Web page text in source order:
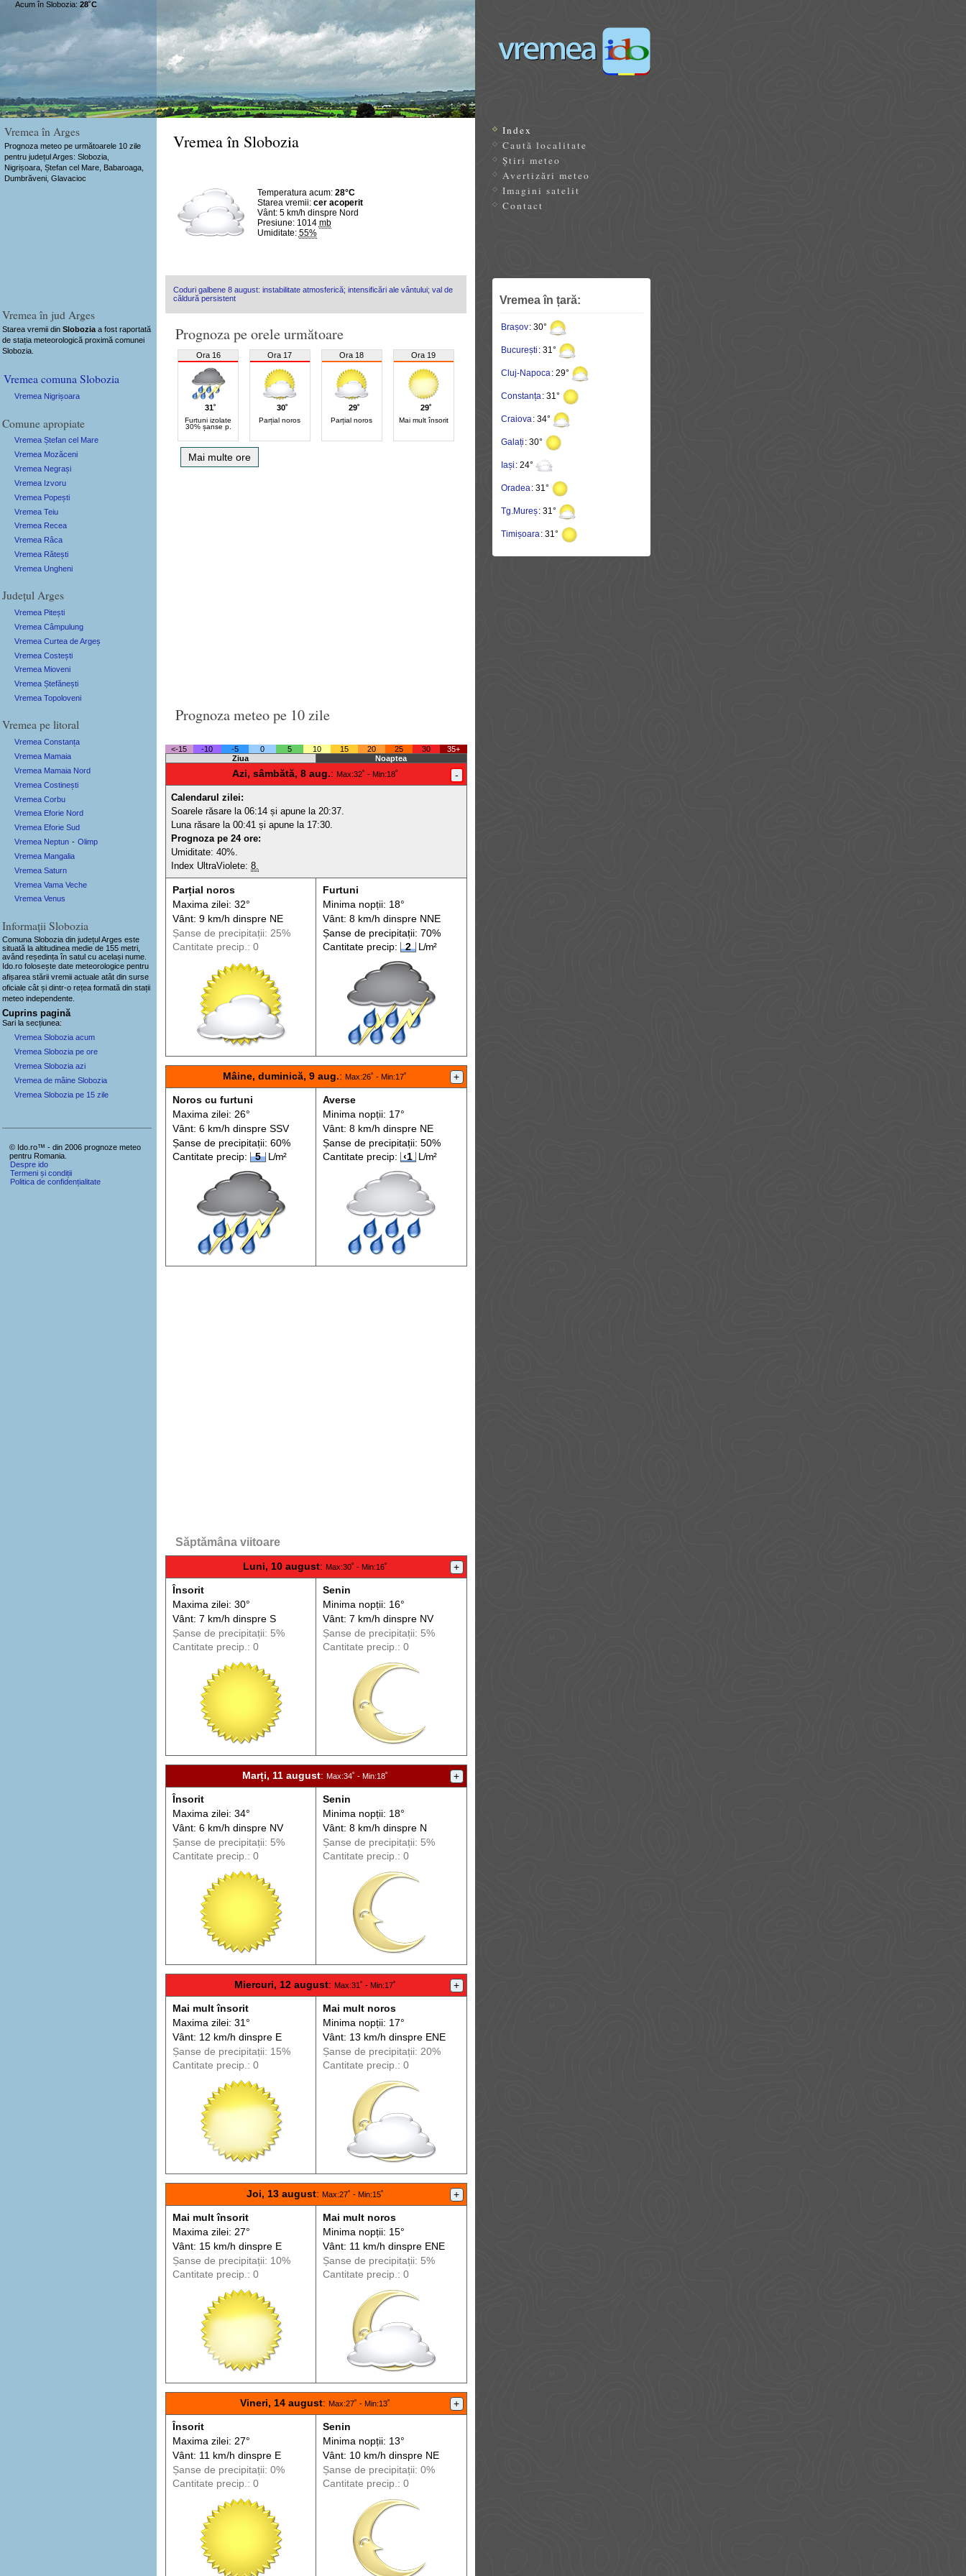
Vremea în Arges
Prognoza meteo pe următoarele 10 zile
pentru județul Arges: Slobozia,
Nigrișoara, Ștefan cel Mare, Babaroaga,
Dumbrăveni, Glavacioc
Vremea în Slobozia
Temperatura acum: 28°C
Starea vremii: cer acoperit
Vânt: 5 km/h dinspre Nord
Presiune: 1014 mb
Umiditate: 55%
Acum în Slobozia: 28˚C
Coduri galbene 8 august: instabilitate atmosferică; intensificări ale vântului; val de
căldură persistent
Prognoza pe orele următoare
Ora 16
31˚
Furtuni izolate
30% șanse p.
Ora 17
30˚
Parțial noros
Ora 18
29˚
Parțial noros
Ora 19
29˚
Mai mult însorit
Mai multe ore
Prognoza meteo pe 10 zile
<-15 -10 -5 0 5 10 15 20 25 30
35+
Ziua
Noaptea
Azi, sâmbătă, 8 aug.: Max:32˚ - Min:18˚ -
Calendarul zilei:
Soarele răsare la 06:14 și apune la 20:37.
Luna răsare la 00:41 și apune la 17:30.
Prognoza pe 24 ore:
Umiditate: 40%.
Index UltraViolete:8.
Parțial noros
Maxima zilei: 32°
Vânt: 9 km/h dinspreNE
Șanse de precipitații: 25%
Cantitate precip.: 0
Furtuni
Minima nopții: 18°
Vânt: 8 km/h dinspreNNE
Șanse de precipitații: 70%
Cantitate precip:
2 L/m²
Mâine, duminică, 9 aug.:Max:26˚ - Min:17˚ +
Noros cu furtuni
Maxima zilei: 26°
Vânt: 6 km/h dinspreSSV
Șanse de precipitații: 60%
Cantitate precip:
5 L/m²
Averse
Minima nopții: 17°
Vânt: 8 km/h dinspreNE
Șanse de precipitații: 50%
Cantitate precip:
‹1 L/m²
Săptămâna viitoare
Luni, 10 august: Max:30˚ - Min:16˚ +
Însorit
Maxima zilei: 30°
Vânt: 7 km/h dinspreS
Șanse de precipitații: 5%
Cantitate precip.: 0
Senin
Minima nopții: 16°
Vânt: 7 km/h dinspreNV
Șanse de precipitații: 5%
Cantitate precip.: 0
Marți, 11 august: Max:34˚ - Min:18˚ +
Însorit
Maxima zilei: 34°
Vânt: 6 km/h dinspreNV
Șanse de precipitații: 5%
Cantitate precip.: 0
Senin
Minima nopții: 18°
Vânt: 8 km/h dinspreN
Șanse de precipitații: 5%
Cantitate precip.: 0
Miercuri, 12 august: Max:31˚ - Min:17˚ +
Mai mult însorit
Maxima zilei: 31°
Vânt: 12 km/h dinspreE
Șanse de precipitații: 15%
Cantitate precip.: 0
Mai mult noros
Minima nopții: 17°
Vânt: 13 km/h dinspreENE
Șanse de precipitații: 20%
Cantitate precip.: 0
Joi, 13 august: Max:27˚ - Min:15˚ +
Mai mult însorit
Maxima zilei: 27°
Vânt: 15 km/h dinspreE
Șanse de precipitații: 10%
Cantitate precip.: 0
Mai mult noros
Minima nopții: 15°
Vânt: 11 km/h dinspreENE
Șanse de precipitații: 5%
Cantitate precip.: 0
Vineri, 14 august: Max:27˚ - Min:13˚ +
Însorit
Maxima zilei: 27°
Vânt: 11 km/h dinspreE
Șanse de precipitații: 0%
Cantitate precip.: 0
Senin
Minima nopții: 13°
Vânt: 10 km/h dinspreNE
Șanse de precipitații: 0%
Cantitate precip.: 0
Index
Caută localitate
Știri meteo
Avertizări meteo
Imagini satelit
Contact
Vremea în țară:
Brașov: 30°
București : 31°
Cluj-Napoca: 29°
Constanța: 31°
Craiova: 34°
Galați : 30°
Iași : 24°
Oradea: 31°
Tg.Mureș: 31°
Timișoara: 31°
Vremea în jud Arges
Starea vremii dinSlobozia a fost raportată
de stația meteorologică proximă comunei
Slobozia.
Vremea comuna Slobozia
Vremea Nigrișoara
Comune apropiate
Vremea Ștefan cel Mare
Vremea Mozăceni
Vremea Negrași
Vremea Izvoru
Vremea Popești
Vremea Teiu
Vremea Recea
Vremea Râca
Vremea Rătești
Vremea Ungheni
Județul Arges
Vremea Pitești
Vremea Câmpulung
Vremea Curtea de Argeș
Vremea Costești
Vremea Mioveni
Vremea Ștefănești
Vremea Topoloveni
Vremea pe litoral
Vremea Constanța
Vremea Mamaia
Vremea Mamaia Nord
Vremea Costinești
Vremea Corbu
Vremea Eforie Nord
Vremea Eforie Sud
Vremea Neptun - Olimp
Vremea Mangalia
Vremea Saturn
Vremea Vama Veche
Vremea Venus
Informații Slobozia
Comuna Slobozia din județul Arges este
situată la altitudinea medie de 155 metri,
având reședința în satul cu același nume.
Ido.ro folosește date meteorologice pentru
afișarea stării vremii actuale atât din surse
oficiale cât și dintr-o rețea formată din stații
meteoindependente
Cuprins pagină
Sari la secțiunea:
Vremea Slobozia acum
Vremea Slobozia pe ore
Vremea Slobozia azi
Vremea de mâine Slobozia
Vremea Slobozia pe 15 zile
© Ido.ro™ - din 2006 prognoze meteo
pentru Romania.
Despre ido
Termeni și condiții
Politica de confidențialitate